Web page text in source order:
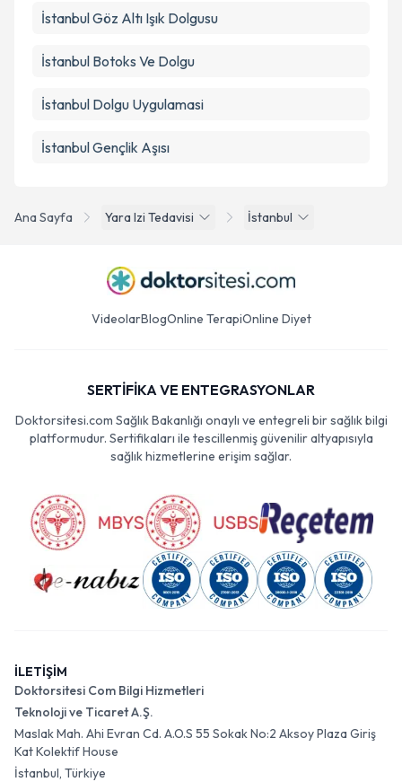
Ana Sayfa Yara Izi Tedavisi İstanbul
İstanbul Göz Altı Işık Dolgusu
İstanbul Botoks Ve Dolgu
İstanbul Dolgu Uygulamasi
İstanbul Gençlik Aşısı
VideolarBlogOnline TerapiOnline Diyet
SERTİFİKA VE ENTEGRASYONLAR
Doktorsitesi.com Sağlık Bakanlığı onaylı ve entegreli bir sağlık bilgi
platformudur. Sertifikaları ile tescillenmiş güvenilir altyapısıyla
sağlık hizmetlerine erişim sağlar.
İLETİŞİM
Doktorsitesi Com Bilgi Hizmetleri
Teknoloji ve Ticaret A.Ş.
Maslak Mah. Ahi Evran Cd. A.O.S 55 Sokak No:2 Aksoy Plaza Giriş
Kat Kolektif House
İstanbul, Türkiye